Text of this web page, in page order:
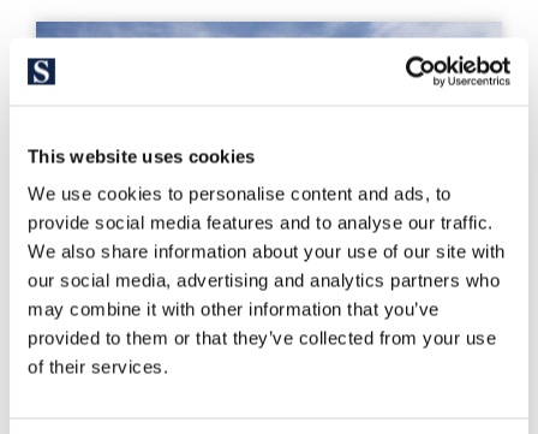
This website uses cookies
We use cookies to personalise content and ads, to
provide social media features and to analyse our traffic.
We also share information about your use of our site with
our social media, advertising and analytics partners who
may combine it with other information that you’ve
provided to them or that they’ve collected from your use
of their services.